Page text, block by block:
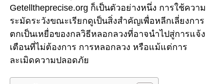
Getelltheprecise.org ก็เป็นตัวอย่างหนึ่ง การใช้ความ
ระมัดระวังขณะเรียกดูเป็นสิ่งสำคัญเพื่อหลีกเลี่ยงการ
ตกเป็นเหยื่อของกลวิธีหลอกลวงที่อาจนำไปสู่การแจ้ง
เตือนที่ไม่ต้องการ การหลอกลวง หรือแม้แต่การ
ละเมิดความปลอดภัย